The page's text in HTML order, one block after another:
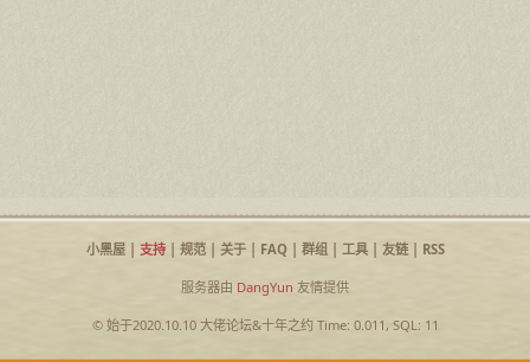
小黑屋| 支持| 规范| 关于| FAQ| 群组| 工具| 友链| RSS
服务器由 DangYun 友情提供
© 始于2020.10.10 大佬论坛&十年之约Time: 0.011, SQL: 11